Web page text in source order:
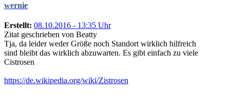
wernie
Erstellt: 08.10.2016 - 13:35 Uhr
Zitat geschrieben von Beatty
Tja, da leider weder Größe noch Standort wirklich hilfreich
sind bleibt das wirklich abzuwarten. Es gibt einfach zu viele
Cistrosen
https://de.wikipedia.org/wiki/Zistrosen